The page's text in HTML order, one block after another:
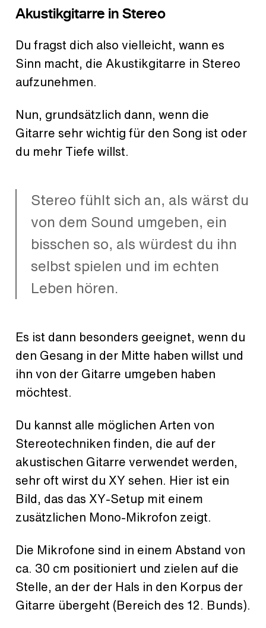
Akustikgitarre in Stereo
Du fragst dich also vielleicht, wann es
Sinn macht, die Akustikgitarre in Stereo
aufzunehmen.
Nun, grundsätzlich dann, wenn die
Gitarre sehr wichtig für den Song ist oder
du mehr Tiefe willst.
Stereo fühlt sich an, als wärst du
von dem Sound umgeben, ein
bisschen so, als würdest du ihn
selbst spielen und im echten
Leben hören.
Es ist dann besonders geeignet, wenn du
den Gesang in der Mitte haben willst und
ihn von der Gitarre umgeben haben
möchtest.
Du kannst alle möglichen Arten von
Stereotechniken finden, die auf der
akustischen Gitarre verwendet werden,
sehr oft wirst du XY sehen. Hier ist ein
Bild, das das XY-Setup mit einem
zusätzlichen Mono-Mikrofon zeigt.
Die Mikrofone sind in einem Abstand von
ca. 30 cm positioniert und zielen auf die
Stelle, an der der Hals in den Korpus der
Gitarre übergeht (Bereich des 12. Bunds).